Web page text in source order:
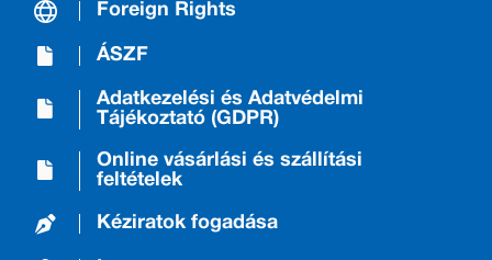
Foreign Rights
ÁSZF
Adatkezelési és Adatvédelmi
Tájékoztató (GDPR)
Online vásárlási és szállítási
feltételek
Kéziratok fogadása